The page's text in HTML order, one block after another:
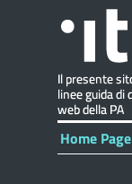
Home Page